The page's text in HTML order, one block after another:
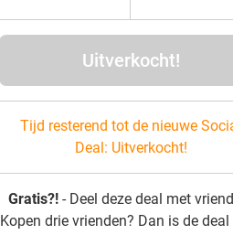
Uitverkocht!
Tijd resterend tot de nieuwe
Deal: Uitverkocht!
Gratis?! - Deel deze deal met
Kopen drie vrienden? Dan is de